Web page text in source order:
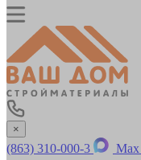
×
(863) 310-000-3 Max